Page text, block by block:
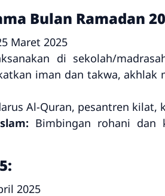
Bulan Ramadan
Maret 2025
di sekolah/
iman dan takwa, akhlak
Al-Quran, pesantren kilat,
Bimbingan rohani dan
2025